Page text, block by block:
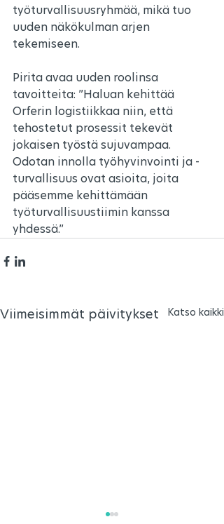
työturvallisuusryhmää, mikä tuo
uuden näkökulman arjen
tekemiseen.
Pirita avaa uuden roolinsa
tavoitteita: ”Haluan kehittää
Orferin logistiikkaa niin, että
tehostetut prosessit tekevät
jokaisen työstä sujuvampaa.
Odotan innolla työhyvinvointi ja -
turvallisuus ovat asioita, joita
pääsemme kehittämään
työturvallisuustiimin kanssa
yhdessä.”
Viimeisimmät päivitykset Katso kaikki